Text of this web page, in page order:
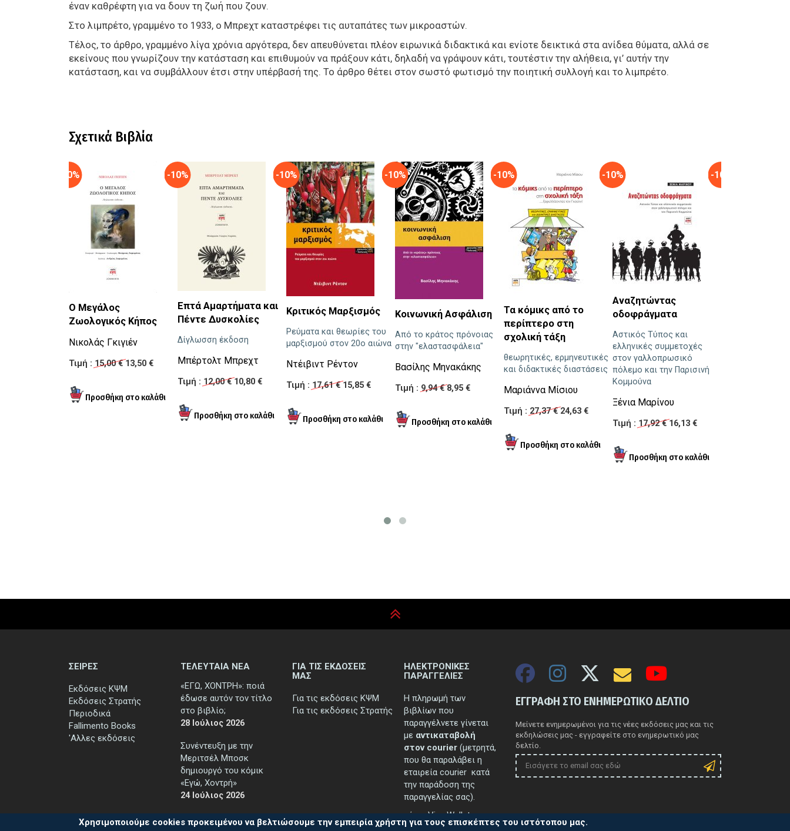
έναν καθρέφτη για να δουν τη ζωή που ζουν.
Στο λιμπρέτο, γραμμένο το 1933, ο Μπρεχτ καταστρέφει τις αυταπάτες των μικροαστών.
Τέλος, το άρθρο, γραμμένο λίγα χρόνια αργότερα, δεν απευθύνεται πλέον ειρωνικά διδακτικά και ενίοτε δεικτικά στα ανίδεα θύματα, αλλά σε
εκείνους που γνωρίζουν την κατάσταση και επιθυμούν να πράξουν κάτι, δηλαδή να γράψουν κάτι, τουτέστιν την αλήθεια, γι’ αυτήν την
κατάσταση, και να συμβάλλουν έτσι στην υπέρβασή της. Το άρθρο θέτει στον σωστό φωτισμό την ποιητική συλλογή και το λιμπρέτο.
Σχετικά Βιβλία
-10%
Ο Μεγάλος
Ζωολογικός Κήπος
Νικολάς Γκιγιέν
Τιμή : 15,00 €13,50 €
-10%
Επτά Αμαρτήματα και
Πέντε Δυσκολίες
Δίγλωσση έκδοση
Μπέρτολτ Μπρεχτ
Τιμή : 12,00 €10,80 €
-10%
Κριτικός Μαρξισμός
Ρεύματα και θεωρίες του
μαρξισμού στον 20ο αιώνα
Ντέιβιντ Ρέντον
Τιμή : 17,61 €15,85 €
-10%
Κοινωνική Ασφάλιση
Από το κράτος πρόνοιας
στην "ελαστασφάλεια"
Βασίλης Μηνακάκης
Τιμή : 9,94 €8,95 €
-10%
Τα κόμικς από το
περίπτερο στη
σχολική τάξη
θεωρητικές, ερμηνευτικές
και διδακτικές διαστάσεις
Μαριάννα Μίσιου
Τιμή : 27,37 €24,63 €
-10%
Αναζητώντας
οδοφράγματα
Αστικός Τύπος και
ελληνικές συμμετοχές
στον γαλλοπρωσικό
πόλεμο και την Παρισινή
Κομμούνα
Ξένια Μαρίνου
Τιμή : 17,92 €16,13 €
-10%
ΣΕΙΡΕΣ
Εκδόσεις ΚΨΜ
Εκδόσεις Στρατής
Περιοδικά
Fallimento Books
'Αλλες εκδόσεις
ΤΕΛΕΥΤΑΙΑ ΝΕΑ
«ΕΓΩ, ΧΟΝΤΡΗ»: ποιά
έδωσε αυτόν τον τίτλο
στο βιβλίο;
28 Ιούλιος 2026
Συνέντευξη με την
Μεριτσέλ Μποσκ
δημιουργό του κόμικ
«Εγώ, Χοντρή»
24 Ιούλιος 2026
ΓΙΑ ΤΙΣ ΕΚΔΟΣΕΙΣ
ΜΑΣ
Για τις εκδόσεις ΚΨΜ
Για τις εκδόσεις Στρατής
ΗΛΕΚΤΡΟΝΙΚΕΣ
ΠΑΡΑΓΓΕΛΙΕΣ
Η πληρωμή των
βιβλίων που
παραγγέλνετε γίνεται
με αντικαταβολή
στον courier (μετρητά,
που θα παραλάβει η
εταιρεία courier κατά
την παράδοση της
παραγγελίας σας).
μέσω Viva Wallet.
ΕΓΓΡΑΦΗ ΣΤΟ ΕΝΗΜΕΡΩΤΙΚΟ ΔΕΛΤΙΟ
Μείνετε ενημερωμένοι για τις νέες εκδόσεις μας και τις
εκδηλώσεις μας - εγγραφείτε στο ενημερωτικό μας
δελτίο.
Χρησιμοποιούμε cookies προκειμένου να βελτιώσουμε την εμπειρία χρήστη για τους επισκέπτες του ιστότοπου μας.